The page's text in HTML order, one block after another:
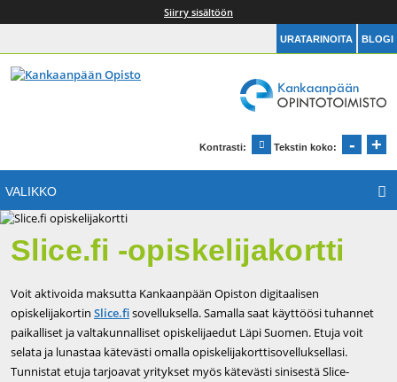
Siirry sisältöön
BLOGI
URATARINOITA
Kontrasti: Muuta kontrastia
Tekstin koko: - +
VALIKKO
Slice.fi -opiskelijakortti
Voit aktivoida maksutta Kankaanpään Opiston digitaalisen
opiskelijakortin Slice.fisovelluksella. Samalla saat käyttöösi tuhannet
paikalliset ja valtakunnalliset opiskelijaedut Läpi Suomen. Etuja voit
selata ja lunastaa kätevästi omalla opiskelijakorttisovelluksellasi.
Tunnistat etuja tarjoavat yritykset myös kätevästi sinisestä Slice-